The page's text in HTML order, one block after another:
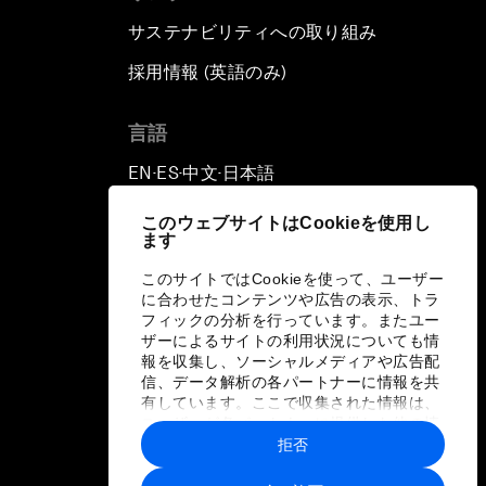
このウェブサイトはCookieを使用し
ます
このサイトではCookieを使って、ユーザー
に合わせたコンテンツや広告の表示、トラ
フィックの分析を行っています。またユー
ザーによるサイトの利用状況についても情
報を収集し、ソーシャルメディアや広告配
信、データ解析の各パートナーに情報を共
有しています。ここで収集された情報は、
ユーザーが各パートナーに提供した他の情
報や各パートナーのサービスを使用した際
に収集された情報と組み合わされ、各パー
拒否
サステナビリティへの取り組み
採用情報 (英語のみ)
言語
EN ▪ ES▪中文▪ 日本語